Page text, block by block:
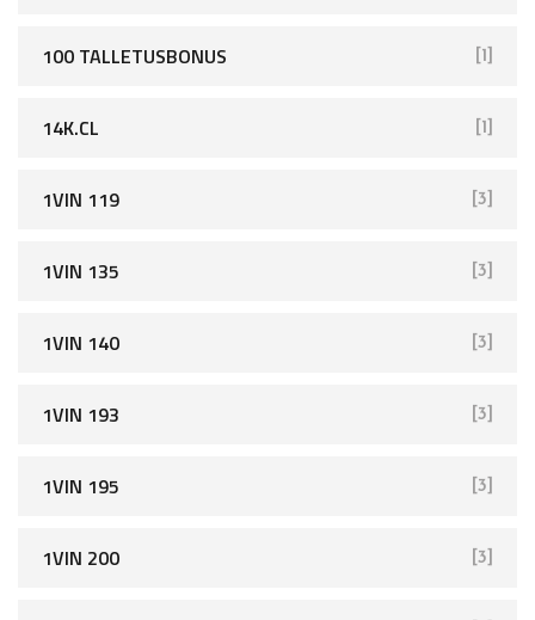
100 TALLETUSBONUS [1]
14K.CL [1]
1VIN 119 [3]
1VIN 135 [3]
1VIN 140 [3]
1VIN 193 [3]
1VIN 195 [3]
1VIN 200 [3]